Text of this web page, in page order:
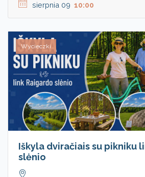
sierpnia 09 10:00
Wycieczki
Iškyla dviračiais su pikniku
slėnio